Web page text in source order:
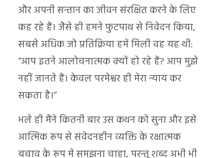
और अपनी सन्तान का जीवन संरक्षित करने के लिए
कह रहे हैं। जैसे ही हमने फुटपाथ से निवेदन किया,
सबसे अधिक जो प्रतिक्रिया हमें मिली वह यह थी:
“आप इतने आलोचनात्मक क्यों हो रहे हैं? आप मुझे
नहीं जानते हैं। केवल परमेश्वर ही मेरा न्याय कर
सकता है।”
भले ही मैंने कितनी बार उस कथन को सुना और इसे
आत्मिक रूप से संवेदनहीन व्यक्ति के रक्षात्मक
बचाव के रूप में समझना चाहा, परन्तु शब्द अभी भी